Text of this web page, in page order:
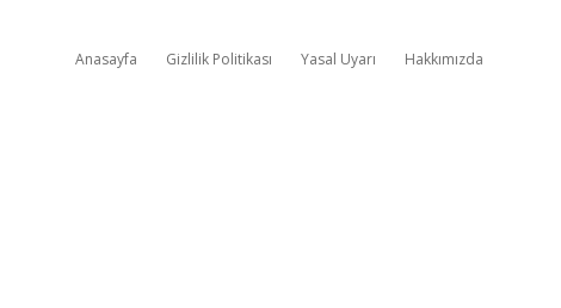
Anasayfa Gizlilik Politikası Yasal Uyarı Hakkımızda